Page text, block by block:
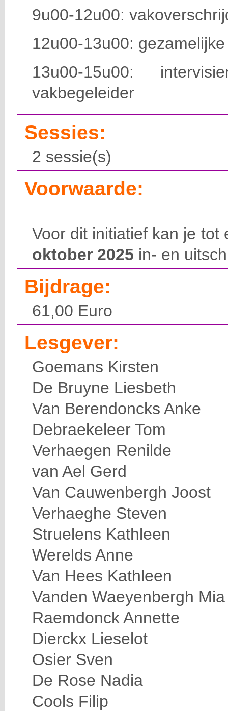
9u00-12u00:
12u00-13u00:
13u00-15u00:
vakbegeleider
Sessies:
2 sessie(s)
Voorwaarde:
Voor dit initiatief kan je tot
oktober 2025 in- en
Bijdrage:
61,00 Euro
Lesgever:
Goemans Kirsten
De Bruyne Liesbeth
Van Berendoncks Anke
Debraekeleer Tom
Verhaegen Renilde
van Ael Gerd
Van Cauwenbergh Joost
Verhaeghe Steven
Struelens Kathleen
Werelds Anne
Van Hees Kathleen
Vanden Waeyenbergh Mia
Raemdonck Annette
Dierckx Lieselot
Osier Sven
De Rose Nadia
Cools Filip